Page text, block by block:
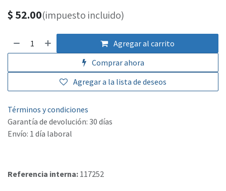
$ 52.00(impuesto incluido)
Agregar al carrito
Comprar ahora
Agregar a la lista de deseos
Términos y condiciones
Garantía de devolución: 30 días
Envío: 1 día laboral
Referencia interna: 117252